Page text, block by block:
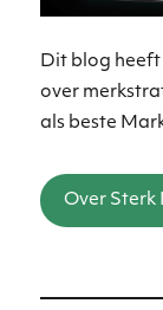
Dit blog heeft
over
als beste
Over